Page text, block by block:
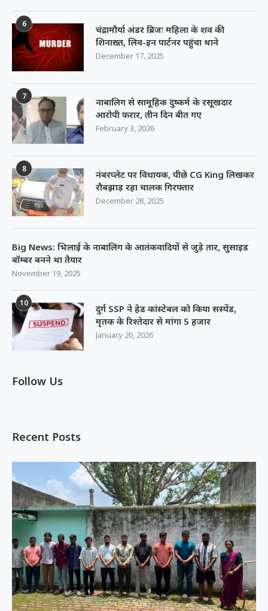
6
चंद्रामौर्या अंडर ब्रिजः महिला के शव की
शिनाख्त, लिव-इन पार्टनर पहुंचा थाने
December 17, 2025
7
नाबालिग से सामूहिक दुष्कर्म के रसूखदार
आरोपी फरार, तीन दिन बीत गए
February 3, 2026
8
नंबरप्लेट पर विधायक, पीछे CG King लिखकर
रौबझाड़ रहा चालक गिरफ्तार
December 28, 2025
Big News: भिलाई के नाबालिग के आतंकवादियों से जुड़े तार, सुसाइड
बॉम्बर बनने था तैयार
November 19, 2025
10
दुर्ग SSP ने हेड कांस्टेबल को किया सस्पेंड,
मृतक के रिश्तेदार से मांगा 5 हजार
January 20, 2026
Follow Us
Recent Posts